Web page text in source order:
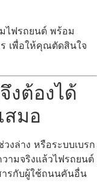
ไฟรถยนต์ พร้อม
เพื่อให้คุณตัดสินใจ
งต้องได้
สมอ
งล่าง หรือระบบเบรก
ามจริงแล้วไฟรถยนต์
รกับผู้ใช้ถนนคันอื่น